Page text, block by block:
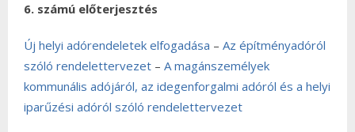
6. számú előterjesztés
Új helyi adórendeletek elfogadása – Az építményadóról
szóló rendelettervezet – A magánszemélyek
kommunális adójáról, az idegenforgalmi adóról és a helyi
iparűzési adóról szóló rendelettervezet